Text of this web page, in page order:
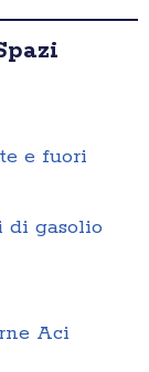
e fuori
di gasolio
Aci